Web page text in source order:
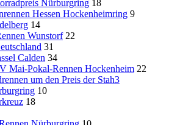
Nürburgring 18
Hessen Hockenheimring 9
14
Wunstorf 22
31
Calden 34
Mai-Pokal-Rennen Hockenheim 22
um den Preis der Stah3
10
18